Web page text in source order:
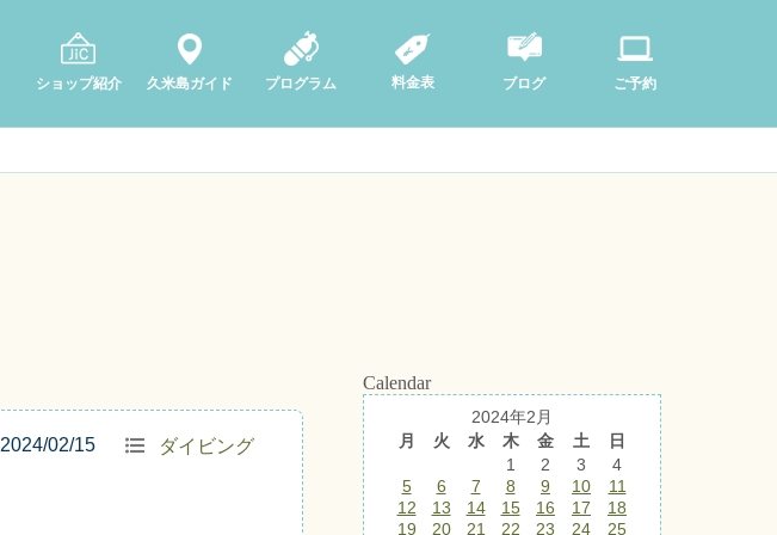
ショップ紹介 久米島ガイド プログラム 料金表 ブログ ご予約
ダイビング
2024/02/15
Calendar
2024年2月
月
火 水 木 金 土
日
1
2 3
4
5
6 7 8 9 10
11
12
13 14 15 16 17
18
19
20 21 22 23 24 25